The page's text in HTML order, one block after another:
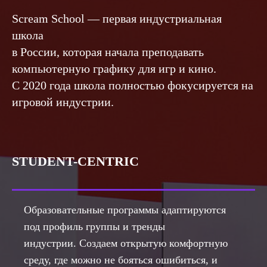
Scream School — первая индустриальная
школа
в России, которая начала преподавать
компьютерную графику для игр и кино.
С 2020 года школа полностью фокусируется на
игровой индустрии.
STUDENT-CENTRIC
Образовательные программы адаптируются
под профиль группы и тренды
индустрии. Создаем открытую комфортную
среду, где можно не бояться ошибиться, и
О школе
Программы
Работы студентов
Блог
Сотрудничество
Лицензия
денежных средств
Лицензия на осуществление
образовательной деятельности АНО ВО
«Универсальный Университет»